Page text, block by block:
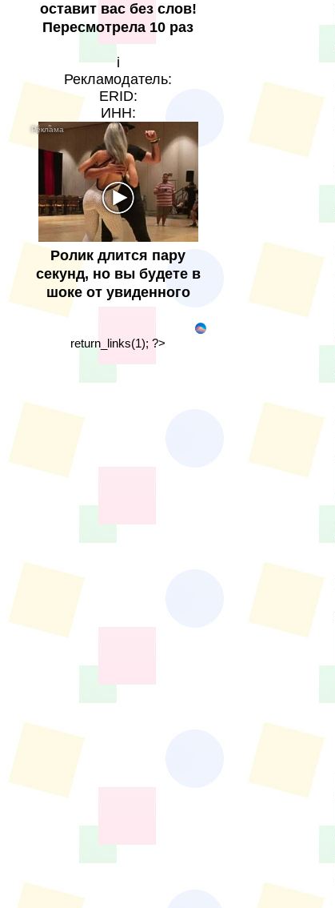
оставит вас без слов!
Пересмотрела 10 раз
i
Рекламодатель:
ERID:
ИНН:
Ролик длится пару
секунд, но вы будете в
шоке от увиденного
return_links(1); ?>